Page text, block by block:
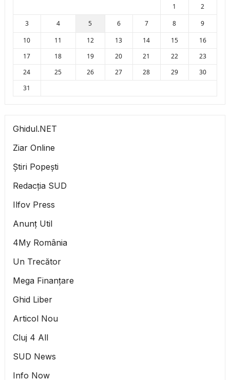
1
2
3
4 5 6 7 8
9
10
11 12 13 14 15
16
17
18 19 20 21 22
23
24
25 26 27 28 29
30
31
Ghidul.NET
Ziar Online
Știri Popești
Redacția SUD
Ilfov Press
Anunț Util
4My România
Un Trecător
Mega Finanțare
Ghid Liber
Articol Nou
Cluj 4 All
SUD News
Info Now